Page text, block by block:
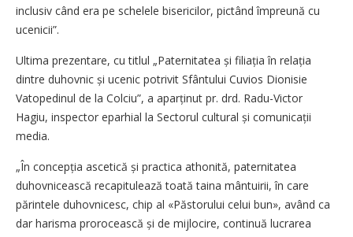
inclusiv când era pe schelele bisericilor, pictând împreună cu
ucenicii”.
Ultima prezentare, cu titlul „Paternitatea și filiația în relația
dintre duhovnic și ucenic potrivit Sfântului Cuvios Dionisie
Vatopedinul de la Colciu”, a aparținut pr. drd. Radu-Victor
Hagiu, inspector eparhial la Sectorul cultural și comunicații
media.
„În concepția ascetică și practica athonită, paternitatea
duhovnicească recapitulează toată taina mântuirii, în care
părintele duhovnicesc, chip al «Păstorului celui bun», având ca
dar harisma prorocească și de mijlocire, continuă lucrarea